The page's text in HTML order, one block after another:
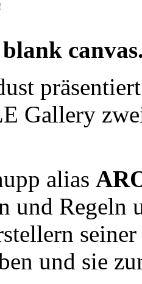
Gallery
alias
und Regeln
und sie